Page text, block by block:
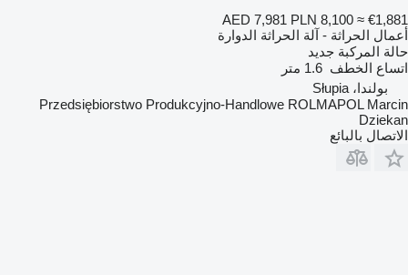
AED 7,981 PLN 8,100 ≈ €1,881
أعمال الحراثة - آلة الحراثة الدوارة
حالة المركبة جديد
اتساع الخطف 1.6 متر
بولندا، Słupia
Przedsiębiorstwo Produkcyjno-Handlowe ROLMAPOL Marcin
Dziekan
الاتصال بالبائع